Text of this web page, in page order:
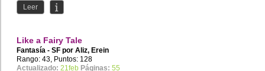
Leer
Like a Fairy Tale
Fantasía - SF por Aliz, Erein
Aeternallis
Rango: 43, Puntos: 128
Actualizado: 21feb Páginas: 55